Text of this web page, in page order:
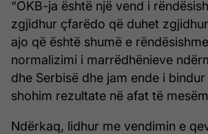
“OKB-ja është një vend i
zgjidhur çfarëdo që duhet
ajo që është shumë e
normalizimi i marrëdhënieve
dhe Serbisë dhe jam ende i
shohim rezultate në afat të
Ndërkaq, lidhur me vendimin e